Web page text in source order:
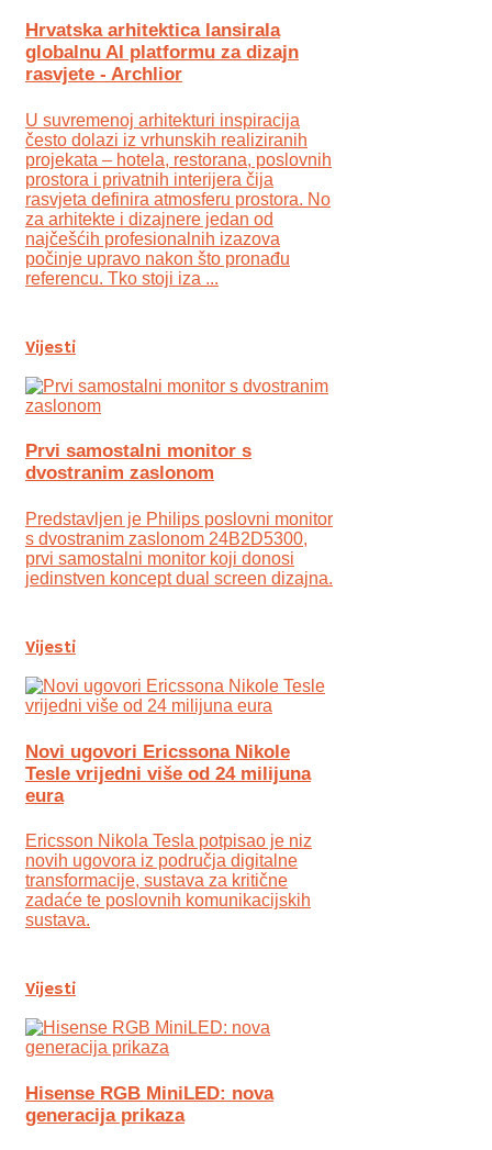
Hrvatska arhitektica lansirala
globalnu AI platformu za dizajn
rasvjete - Archlior
U suvremenoj arhitekturi inspiracija
često dolazi iz vrhunskih realiziranih
projekata – hotela, restorana, poslovnih
prostora i privatnih interijera čija
rasvjeta definira atmosferu prostora. No
za arhitekte i dizajnere jedan od
najčešćih profesionalnih izazova
počinje upravo nakon što pronađu
referencu. Tko stoji iza ...
Vijesti
Prvi samostalni monitor s
dvostranim zaslonom
Predstavljen je Philips poslovni monitor
s dvostranim zaslonom 24B2D5300,
prvi samostalni monitor koji donosi
jedinstven koncept dual screen dizajna.
Vijesti
Novi ugovori Ericssona Nikole
Tesle vrijedni više od 24 milijuna
eura
Ericsson Nikola Tesla potpisao je niz
novih ugovora iz područja digitalne
transformacije, sustava za kritične
zadaće te poslovnih komunikacijskih
sustava.
Vijesti
Hisense RGB MiniLED: nova
generacija prikaza